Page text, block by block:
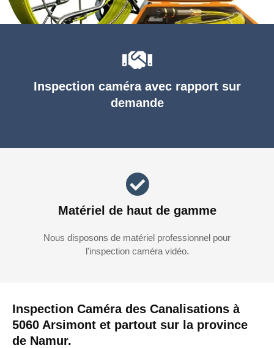
Inspection Caméra des Canalisations à
5060 Arsimont et partout sur la province
de Namur.
Inspection caméra avec rapport sur
demande
Matériel de haut de gamme
Nous disposons de matériel professionnel pour
l'inspection caméra vidéo.